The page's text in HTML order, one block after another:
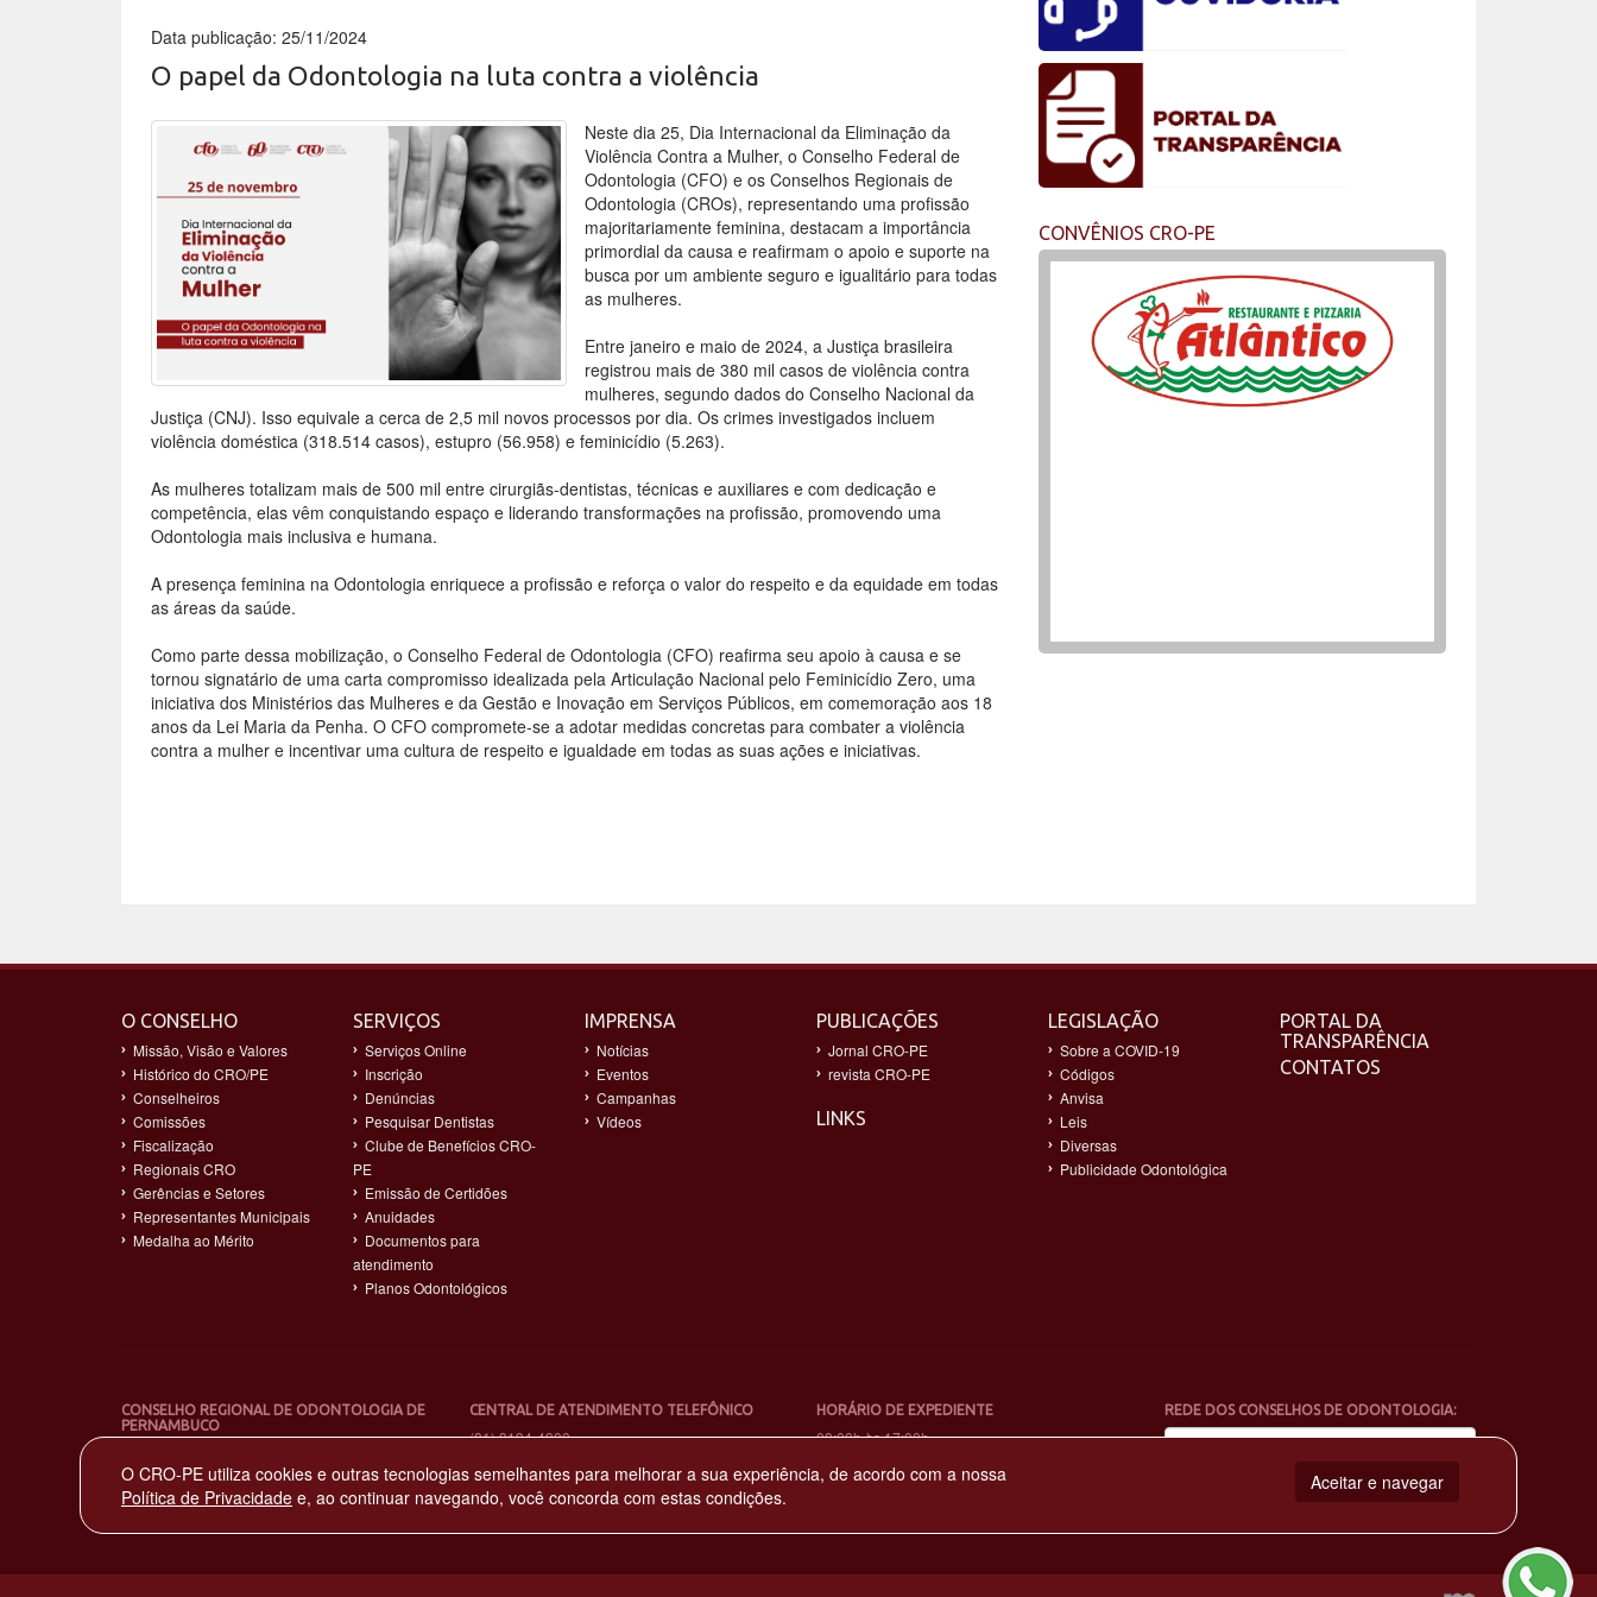
Data publicação: 25/11/2024
O papel da Odontologia na luta contra a violência
Neste dia 25, Dia Internacional da Eliminação da
Violência Contra a Mulher, o Conselho Federal de
Odontologia (CFO) e os Conselhos Regionais de
Odontologia (CROs), representando uma profissão
majoritariamente feminina, destacam a importância
primordial da causa e reafirmam o apoio e suporte na
busca por um ambiente seguro e igualitário para todas
as mulheres.
Entre janeiro e maio de 2024, a Justiça brasileira
registrou mais de 380 mil casos de violência contra
mulheres, segundo dados do Conselho Nacional da
Justiça (CNJ). Isso equivale a cerca de 2,5 mil novos processos por dia. Os crimes investigados incluem
violência doméstica (318.514 casos), estupro (56.958) e feminicídio (5.263).
As mulheres totalizam mais de 500 mil entre cirurgiãs-dentistas, técnicas e auxiliares e com dedicação e
competência, elas vêm conquistando espaço e liderando transformações na profissão, promovendo uma
Odontologia mais inclusiva e humana.
A presença feminina na Odontologia enriquece a profissão e reforça o valor do respeito e da equidade em todas
as áreas da saúde.
Como parte dessa mobilização, o Conselho Federal de Odontologia (CFO) reafirma seu apoio à causa e se
tornou signatário de uma carta compromisso idealizada pela Articulação Nacional pelo Feminicídio Zero, uma
iniciativa dos Ministérios das Mulheres e da Gestão e Inovação em Serviços Públicos, em comemoração aos 18
anos da Lei Maria da Penha. O CFO compromete-se a adotar medidas concretas para combater a violência
contra a mulher e incentivar uma cultura de respeito e igualdade em todas as suas ações e iniciativas.
CONVÊNIOS CRO-PE
O CONSELHO
Missão, Visão e Valores
Histórico do CRO/PE
Conselheiros
Comissões
Fiscalização
Regionais CRO
Gerências e Setores
Representantes Municipais
Medalha ao Mérito
SERVIÇOS
Serviços Online
Inscrição
Denúncias
Pesquisar Dentistas
Clube de Benefícios CRO-
PE
Emissão de Certidões
Anuidades
Documentos para
atendimento
Planos Odontológicos
IMPRENSA
Notícias
Eventos
Campanhas
Vídeos
PUBLICAÇÕES
Jornal CRO-PE
revista CRO-PE
LINKS
LEGISLAÇÃO
Sobre a COVID-19
Códigos
Anvisa
Leis
Diversas
Publicidade Odontológica
PORTAL DA
TRANSPARÊNCIA
CONTATOS
CONSELHO REGIONAL DE ODONTOLOGIA DE
PERNAMBUCO
Rosarinho – Recife - PE – CEP: 52041-080
CNPJ: 11.735.263/0001-65
CENTRAL DE ATENDIMENTO TELEFÔNICO
(81) 3194-4900
HORÁRIO DE EXPEDIENTE
08:00h às 17:00h
REDE DOS CONSELHOS DE ODONTOLOGIA:
O CRO-PE utiliza cookies e outras tecnologias semelhantes para melhorar a sua experiência, de acordo com a nossa
Política de Privacidadee, ao continuar navegando, você concorda com estas condições.
Aceitar e navegar